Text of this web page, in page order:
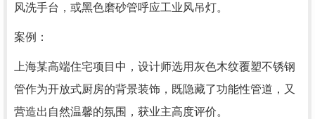
风洗手台，或黑色磨砂管呼应工业风吊灯。
案例：
上海某高端住宅项目中，设计师选用灰色木纹覆塑不锈钢
管作为开放式厨房的背景装饰，既隐藏了功能性管道，又
营造出自然温馨的氛围，获业主高度评价。